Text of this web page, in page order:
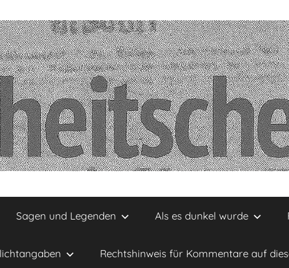
Sagen und Legenden Als es dunkel wurde
Rechtshinweis für Kommentare auf